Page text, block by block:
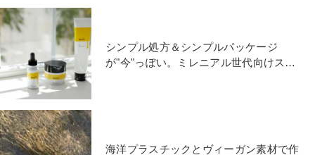
シンプル処方＆シンプルパッケージ
が"今"っぽい。ミレニアル世代向けスキ
海洋プラスチックとヴィーガン素材で作